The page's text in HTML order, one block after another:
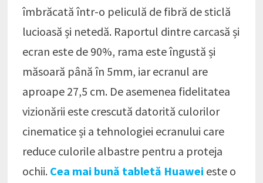
îmbrăcată într-o peliculă de fibră de sticlă
lucioasă și netedă. Raportul dintre carcasă și
ecran este de 90%, rama este îngustă și
măsoară până în 5mm, iar ecranul are
aproape 27,5 cm. De asemenea fidelitatea
vizionării este crescută datorită culorilor
cinematice și a tehnologiei ecranului care
reduce culorile albastre pentru a proteja
ochii. Cea mai bună tabletă Huawei este o